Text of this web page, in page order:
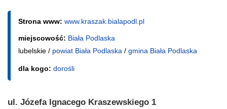
Strona www: www.kraszak.bialapodl.pl
miejscowość: Biała Podlaska
lubelskie / powiat Biała Podlaska / gmina Biała Podlaska
dla kogo: dorośli
ul. Józefa Ignacego Kraszewskiego 1